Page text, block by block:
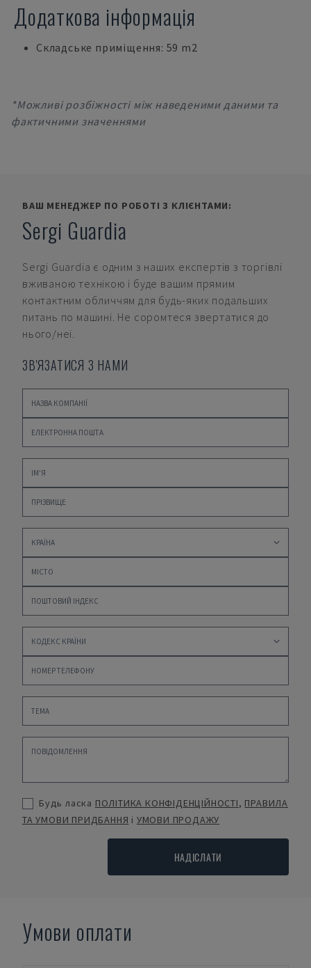
Додаткова інформація
Складське приміщення: 59 m2
*Можливі розбіжності між наведеними даними та
фактичними значеннями
ВАШ МЕНЕДЖЕР ПО РОБОТІ З КЛІЄНТАМИ:
Sergi Guardia
Sergi Guardia є одним з наших експертів з торгівлі
вживаною технікою і буде вашим прямим
контактним обличчям для будь-яких подальших
питань по машині. Не соромтеся звертатися до
нього/неї.
ЗВ'ЯЗАТИСЯ З НАМИ
Будь ласка ПОЛІТИКА КОНФІДЕНЦІЙНОСТІ, ПРАВИЛА
ТА УМОВИ ПРИДБАННЯ і УМОВИ ПРОДАЖУ
НАДІСЛАТИ
Умови оплати